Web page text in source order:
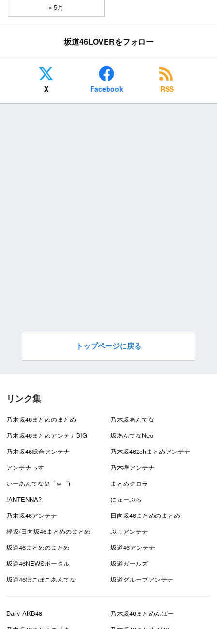
« 5月
坂道46LOVERをフォロー
X Facebook RSS
トップページに戻る
リンク集
乃木坂46まとめのまとめ
乃木坂あんてな
乃木坂46まとめアンテナBIG
坂あんてなNeo
乃木坂46総合アンテナ
乃木坂462chまとめアンテナ
アンテナっす
乃木欅アンテナ
いーあんてな(#゜ｗ゜)
まとめクロラ
!ANTENNA?
にゅーぷる
乃木坂46アンテナ
日向坂46まとめのまとめ
欅坂/日向坂46まとめのまとめ
ぷぅアンテナ
坂道46まとめのまとめ
坂道46アンテナ
坂道46NEWSポータル
坂道ガールズ
坂道46ぽこぽこあんてな
坂道グループアンテナ
Daily AKB48
乃木坂46まとめんばー